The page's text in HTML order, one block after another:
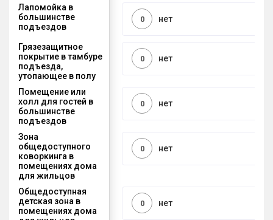
Лапомойка в
большинстве
подъездов
нет
0
Грязезащитное
покрытие в тамбуре
подъезда,
утопающее в полу
нет
0
Помещение или
холл для гостей в
большинстве
подъездов
нет
0
Зона
общедоступного
коворкинга в
помещениях дома
для жильцов
нет
0
Общедоступная
детская зона в
помещениях дома
нет
0